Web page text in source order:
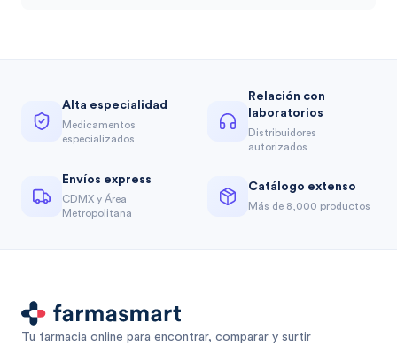
Alta especialidad
Medicamentos
especializados
Relación con
laboratorios
Distribuidores
autorizados
Envíos express
CDMX y Área
Metropolitana
Catálogo extenso
Más de 8,000 productos
Tu farmacia online para encontrar, comparar y surtir